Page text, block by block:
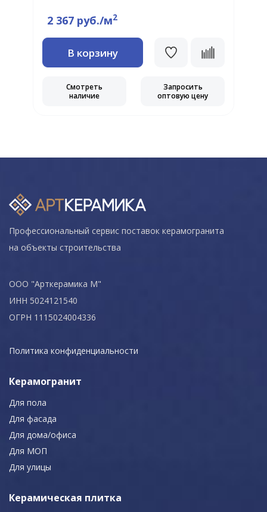
2 367 руб./м2
В корзину
Смотреть
наличие
Запросить
оптовую цену
Профессиональный сервис поставок керамогранита
на объекты строительства
ООО "Арткерамика М"
ИНН 5024121540
ОГРН 1115024004336
Политика конфиденциальности
Керамогранит
Для пола
Для фасада
Для дома/офиса
Для МОП
Для улицы
Керамическая плитка